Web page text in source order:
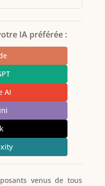
IA préférée :
AI
venus de tous